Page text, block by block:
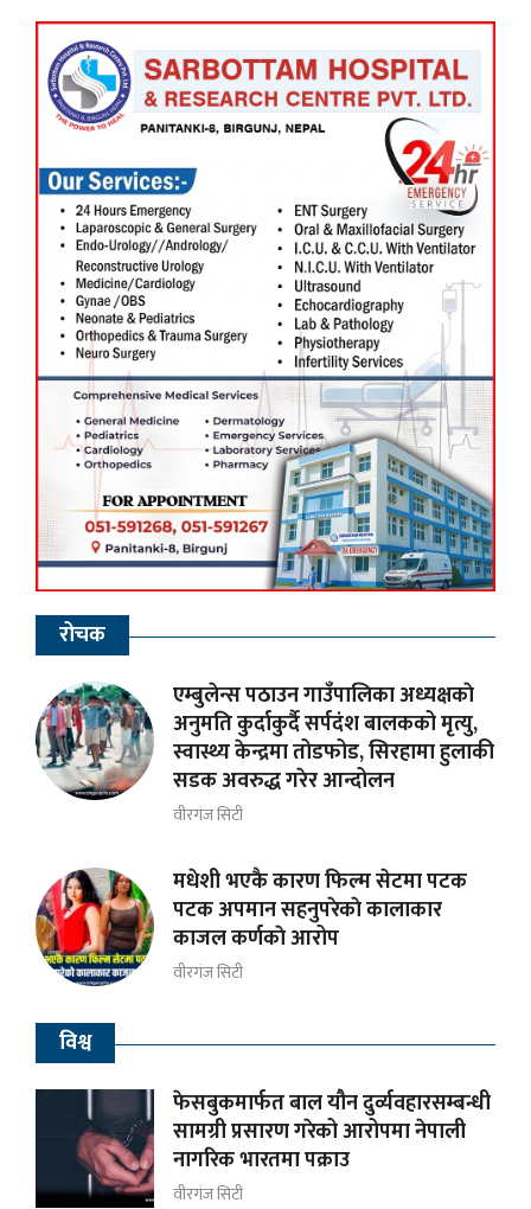
रोचक
एम्बुलेन्स पठाउन गाउँपालिका अध्यक्षकाे
अनुमति कुर्दाकुर्दै सर्पदंश बालकको मृत्यु,
स्वास्थ्य केन्द्रमा तोडफोड, सिरहामा हुलाकी
सडक अवरुद्ध गरेर आन्दोलन
वीरगंज सिटी
मधेशी भएकै कारण फिल्म सेटमा पटक
पटक अपमान सहनुपरेकाे कालाकार
काजल कर्णकाे आरोप
वीरगंज सिटी
विश्व
फेसबुकमार्फत बाल यौन दुर्व्यवहारसम्बन्धी
सामग्री प्रसारण गरेको आरोपमा नेपाली
नागरिक भारतमा पक्राउ
वीरगंज सिटी